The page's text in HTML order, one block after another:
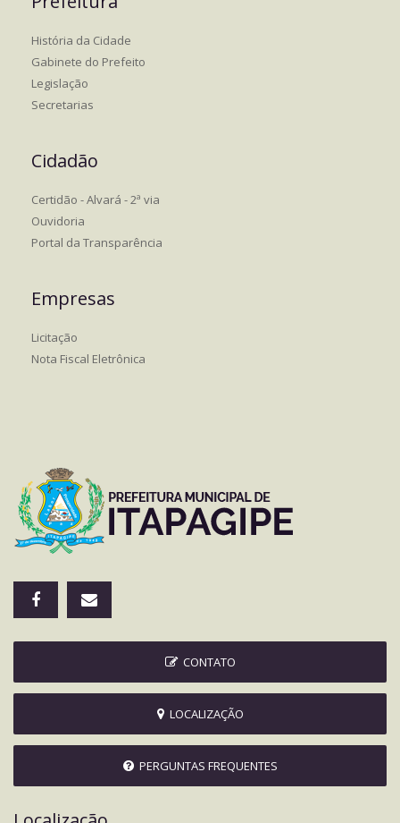
História da Cidade
Gabinete do Prefeito
Legislação
Secretarias
Cidadão
Certidão - Alvará - 2ª via
Ouvidoria
Portal da Transparência
Empresas
Licitação
Nota Fiscal Eletrônica
CONTATO
LOCALIZAÇÃO
PERGUNTAS FREQUENTES